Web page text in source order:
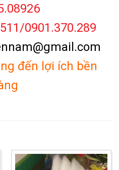
0901.370.289
đến lợi ích bền